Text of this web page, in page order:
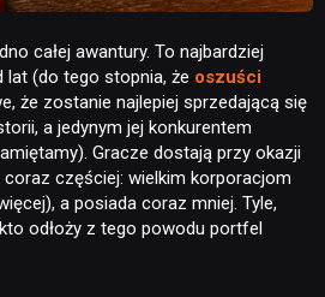
całej awantury. To najbardziej
lat (do tego stopnia, że oszuści
że zostanie najlepiej sprzedającą się
a jedynym jej konkurentem
Gracze dostają przy okazji
częściej: wielkim korporacjom
a posiada coraz mniej. Tyle,
odłoży z tego powodu portfel